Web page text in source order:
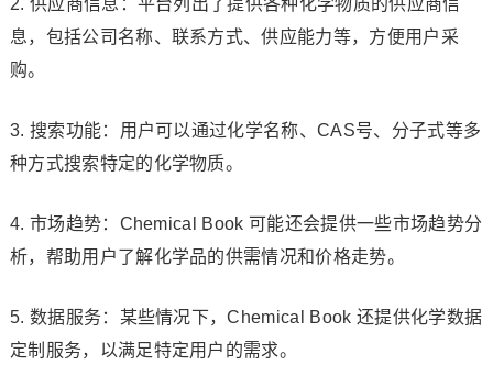
2. 供应商信息：平台列出了提供各种化学物质的供应商信
息，包括公司名称、联系方式、供应能力等，方便用户采
购。
3. 搜索功能：用户可以通过化学名称、CAS号、分子式等多
种方式搜索特定的化学物质。
4. 市场趋势：Chemical Book 可能还会提供一些市场趋势分
析，帮助用户了解化学品的供需情况和价格走势。
5. 数据服务：某些情况下，Chemical Book 还提供化学数据
定制服务，以满足特定用户的需求。